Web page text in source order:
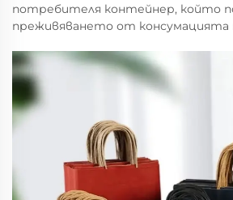
потребителя контейнер, който
преживяването от консумацията